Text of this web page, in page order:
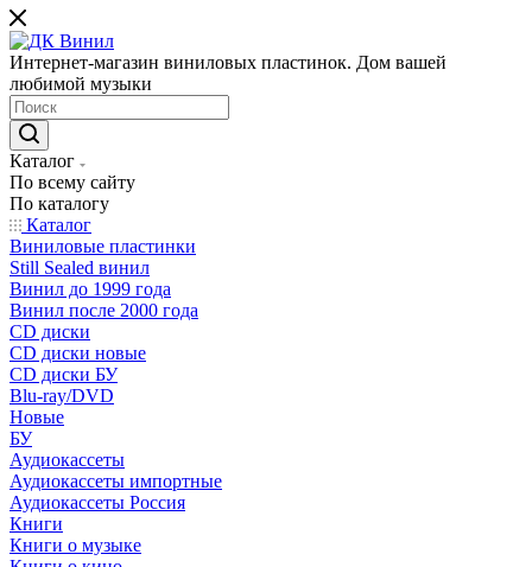
Интернет-магазин виниловых пластинок. Дом вашей
любимой музыки
Каталог
По всему сайту
По каталогу
Каталог
Виниловые пластинки
Still Sealed винил
Винил до 1999 года
Винил после 2000 года
CD диски
CD диски новые
CD диски БУ
Blu-ray/DVD
Новые
БУ
Аудиокассеты
Аудиокассеты импортные
Аудиокассеты Россия
Книги
Книги о музыке